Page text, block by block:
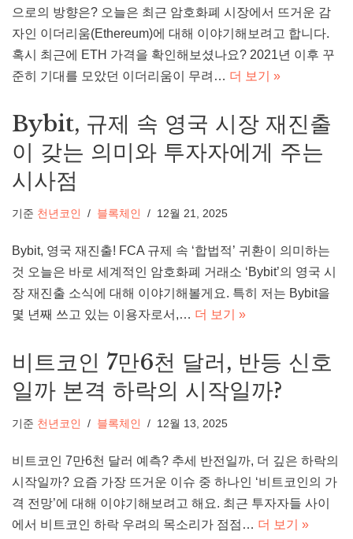
으로의 방향은? 오늘은 최근 암호화폐 시장에서 뜨거운 감
자인 이더리움(Ethereum)에 대해 이야기해보려고 합니다.
혹시 최근에 ETH 가격을 확인해보셨나요? 2021년 이후 꾸
준히 기대를 모았던 이더리움이 무려… 더 보기 »
Bybit, 규제 속 영국 시장 재진출
이 갖는 의미와 투자자에게 주는
시사점
기준 천년코인 블록체인 12월 21, 2025
Bybit, 영국 재진출! FCA 규제 속 ‘합법적’ 귀환이 의미하는
것 오늘은 바로 세계적인 암호화폐 거래소 ‘Bybit’의 영국 시
장 재진출 소식에 대해 이야기해볼게요. 특히 저는 Bybit을
몇 년째 쓰고 있는 이용자로서,… 더 보기 »
비트코인 7만6천 달러, 반등 신호
일까 본격 하락의 시작일까?
기준 천년코인 블록체인 12월 13, 2025
비트코인 7만6천 달러 예측? 추세 반전일까, 더 깊은 하락의
시작일까? 요즘 가장 뜨거운 이슈 중 하나인 ‘비트코인의 가
격 전망’에 대해 이야기해보려고 해요. 최근 투자자들 사이
에서 비트코인 하락 우려의 목소리가 점점… 더 보기 »